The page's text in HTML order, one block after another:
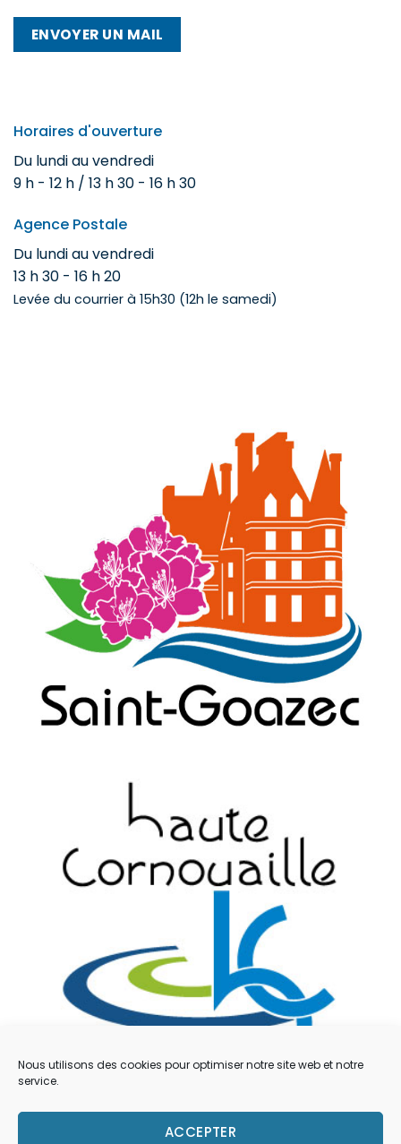
Nous utilisons des cookies pour optimiser notre site web et notre
service.
ACCEPTER
ENVOYER UN MAIL
Horaires d'ouverture
Du lundi au vendredi
9 h - 12 h / 13 h 30 - 16 h 30
Agence Postale
Du lundi au vendredi
13 h 30 - 16 h 20
Levée du courrier à 15h30 (12h le samedi)